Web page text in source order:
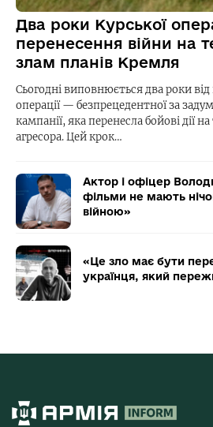
Два роки Курської
перенесення війни на
злам планів Кремля
Сьогодні виповнюється два роки від
операції — безпрецедентної за
кампанії, яка перенесла бойові дії
агресора. Цей крок…
Актор і офіцер
фільми не мають
війною»
«Це зло має бути
українця, який